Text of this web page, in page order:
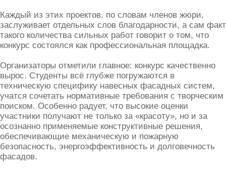
Каждый из этих проектов, по словам членов жюри,
заслуживает отдельных слов благодарности, а сам факт
такого количества сильных работ говорит о том, что
конкурс состоялся как профессиональная площадка.
Организаторы отметили главное: конкурс качественно
вырос. Студенты всё глубже погружаются в
техническую специфику навесных фасадных систем,
учатся сочетать нормативные требования с творческим
поиском. Особенно радует, что высокие оценки
участники получают не только за «красоту», но и за
осознанно применяемые конструктивные решения,
обеспечивающие механическую и пожарную
безопасность, энергоэффективность и долговечность
фасадов.